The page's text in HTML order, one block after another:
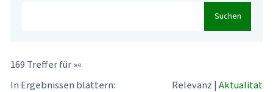
Suchen
169 Treffer für »«
In Ergebnissen blättern:
Relevanz | Aktualität